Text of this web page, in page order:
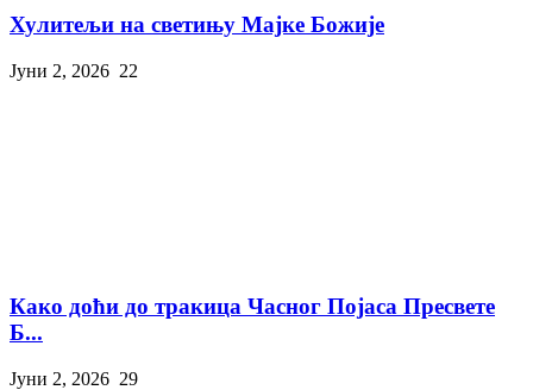
Хулитељи на светињу Мајке Божије
Јуни 2, 2026 22
Како доћи до тракица Часног Појаса Пресвете
Б...
Јуни 2, 2026 29